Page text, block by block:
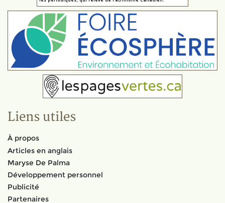
Liens utiles
À propos
Articles en anglais
Maryse De Palma
Développement personnel
Publicité
Partenaires